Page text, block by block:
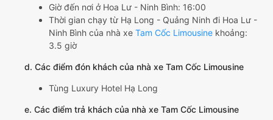
Giờ đến nơi ở Hoa Lư - Ninh Bình: 16:00
Thời gian chạy từ Hạ Long - Quảng Ninh đi Hoa Lư -
Ninh Bình của nhà xe Tam Cốc Limousine khoảng:
3.5 giờ
d. Các điểm đón khách của nhà xe Tam Cốc Limousine
Tùng Luxury Hotel Hạ Long
e. Các điểm trả khách của nhà xe Tam Cốc Limousine